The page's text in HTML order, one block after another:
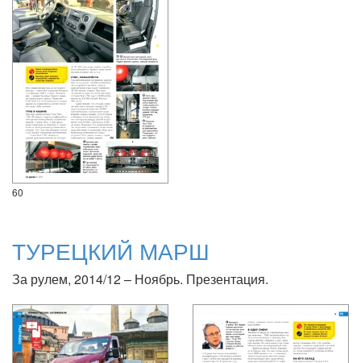
60
ТУРЕЦКИЙ МАРШ
За рулем, 2014/12 – Ноябрь. Презентация.